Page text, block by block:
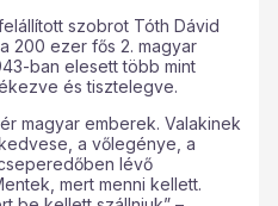
szobrot Tóth Dávid
200 ezer fős 2. magyar
ban elesett több mint
és tisztelegve.
magyar emberek. Valakinek
a vőlegénye, a
lévő
mert menni kellett.